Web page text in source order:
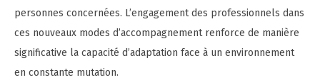
personnes concernées. L’engagement des professionnels dans
ces nouveaux modes d’accompagnement renforce de manière
significative la capacité d’adaptation face à un environnement
en constante mutation.